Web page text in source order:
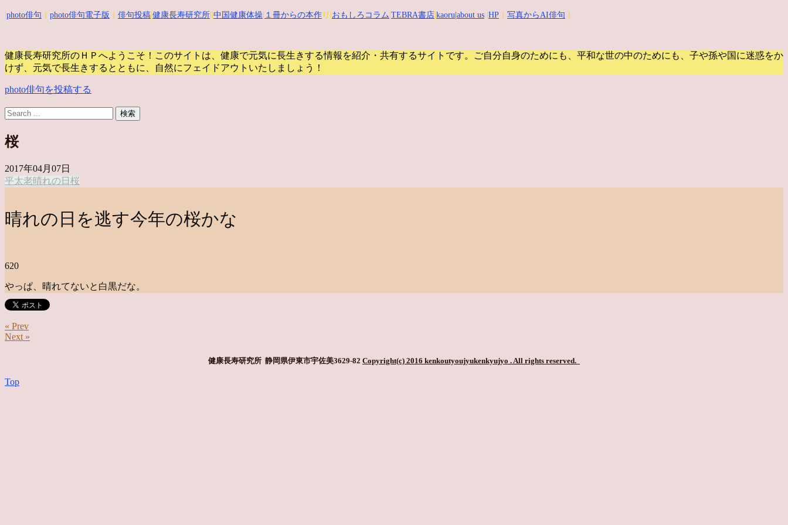
photo俳句 photo俳句電子版 俳句投稿 健康長寿研究所 中国健康体操 １冊からの本作 り| おもしろコラム TEBRA書店 kaoru |about us HP 写真からAI俳句
健康長寿研究所のＨＰへようこそ！このサイトは、健康で元気に長生きする情報を紹介・共有するサイトです。
ご自分自身のためにも、平和な世の中のためにも、子や孫や国に迷惑をか
けず、元気で長生きするとともに、自然にフェイドアウトいたしましょう！
photo俳句を投稿する
桜
2017年04月07日
平太老晴れの日 桜
晴れの日を逃す今年の桜かな
620
やっぱ、晴れてないと白黒だな。
« Prev
Next »
健康長寿研究所 静岡県伊東市宇佐美3629-82 Copyright(c) 2016 kenkoutyoujyukenkyujyo . All rights reserved.
Top